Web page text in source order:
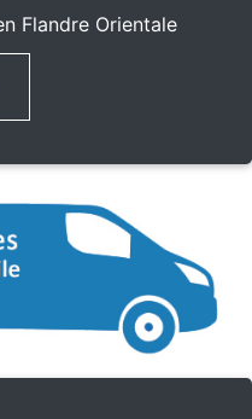
Flandre Orientale